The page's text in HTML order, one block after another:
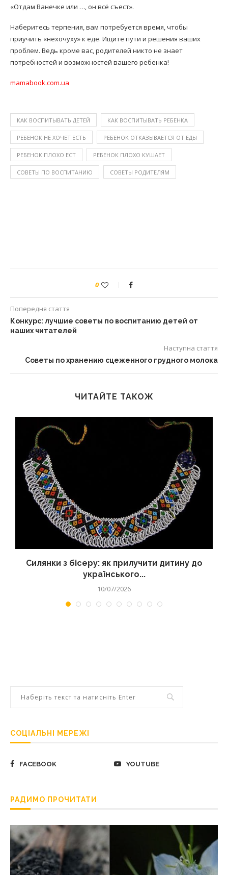
«Отдам Ванечке или …, он всё съест».
Наберитесь терпения, вам потребуется время, чтобы
приучить «нехочуху» к еде. Ищите пути и решения ваших
проблем. Ведь кроме вас, родителей никто не знает
потребностей и возможностей вашего ребенка!
mamabook.com.ua
КАК ВОСПИТЫВАТЬ ДЕТЕЙ КАК ВОСПИТЫВАТЬ РЕБЕНКА
РЕБЕНОК НЕ ХОЧЕТ ЕСТЬ РЕБЕНОК ОТКАЗЫВАЕТСЯ ОТ ЕДЫ
РЕБЕНОК ПЛОХО ЕСТ РЕБЕНОК ПЛОХО КУШАЕТ
СОВЕТЫ ПО ВОСПИТАНИЮ СОВЕТЫ РОДИТЕЛЯМ
0
Попередня стаття
Конкурс: лучшие советы по воспитанию детей от
наших читателей
Наступна стаття
Советы по хранению сцеженного грудного молока
ЧИТАЙТЕ ТАКОЖ
Силянки з бісеру: як прилучити дитину до
українського...
10/07/2026
СОЦІАЛЬНІ МЕРЕЖІ
FACEBOOK YOUTUBE
РАДИМО ПРОЧИТАТИ